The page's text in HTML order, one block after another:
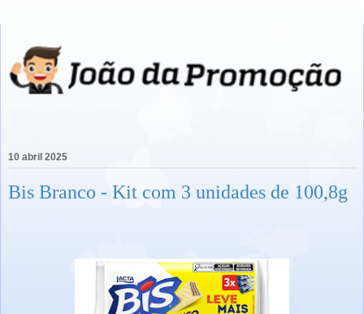
10 abril 2025
Bis Branco - Kit com 3 unidades de 100,8g